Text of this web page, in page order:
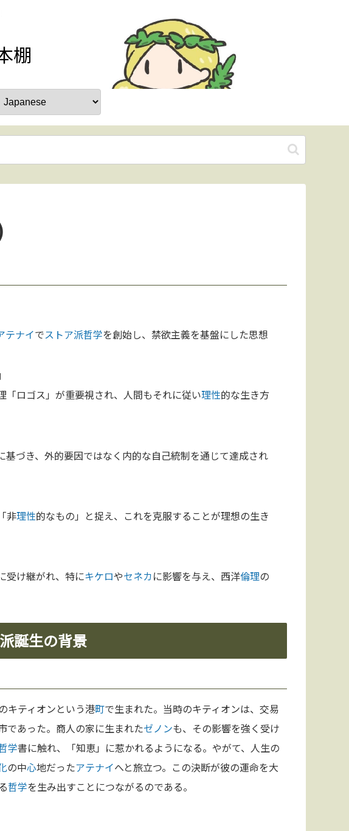
棚
テナイでストア派哲学を創始し、禁欲主義を基盤にした思想
「ロゴス」が重要視され、人間もそれに従い理性的な生き方
基づき、外的要因ではなく内的な自己統制を通じて達成され
非理性的なもの」と捉え、これを克服することが理想の生き
受け継がれ、特にキケロやセネカに影響を与え、西洋倫理の
誕生の背景
キティオンという港町で生まれた。当時のキティオンは、交易
であった。商人の家に生まれたゼノンも、その影響を強く受け
学書に触れ、「知恵」に惹かれるようになる。やがて、人生の
の中心地だったアテナイへと旅立つ。この決断が彼の運命を大
哲学を生み出すことにつながるのである。